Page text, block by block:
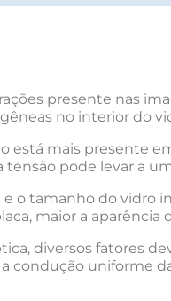
presente nas
no interior do
está mais presente
pode levar a
e o tamanho do vidro
maior a aparência
diversos fatores
condução uniforme